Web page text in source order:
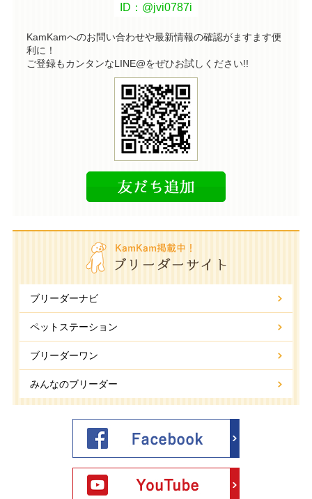
ID：@jvi0787i
KamKamへのお問い合わせや最新情報の確認がますます便
利に！
ご登録もカンタンなLINE@をぜひお試しください!!
ブリーダーナビ
ペットステーション
ブリーダーワン
みんなのブリーダー